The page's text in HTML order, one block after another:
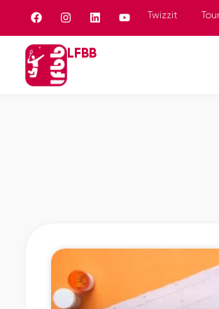
Panneau de gestion des cookies
Twizzit
LFBB